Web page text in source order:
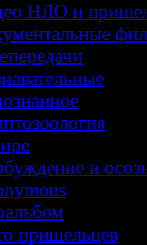
НЛО и
и
пришельцев